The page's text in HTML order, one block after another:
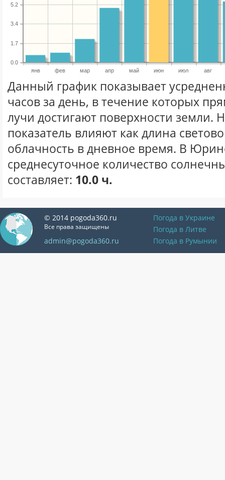
янв фев мар апр май июн июл авг
0.0
1.7
3.4
5.2
Данный график показывает
часов за день, в течение которых
лучи достигают поверхности земли.
показатель влияют как длина
облачность в дневное время. В
среднесуточное количество
составляет: 10.0 ч.
© 2014 pogoda360.ru
Все права защищены
admin@pogoda360.ru
Погода в Украине
Погода в Литве
Погода в Румынии